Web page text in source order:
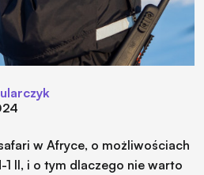
w Afryce, o możliwościach
1 II, i o tym dlaczego nie warto